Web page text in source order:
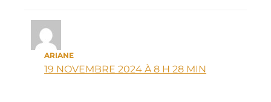
ARIANE
19 NOVEMBRE 2024 À 8 H 28 MIN